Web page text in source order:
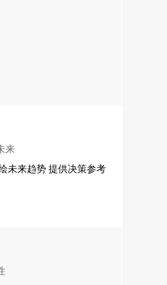
来
未来趋势 提供决策参考